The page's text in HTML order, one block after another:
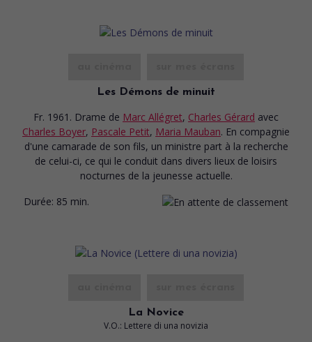
Les Démons de minuit
Fr. 1961. Drame de Marc Allégret, Charles Gérard avec
Charles Boyer, Pascale Petit, Maria Mauban. En compagnie
d'une camarade de son fils, un ministre part à la recherche
de celui-ci, ce qui le conduit dans divers lieux de loisirs
nocturnes de la jeunesse actuelle.
Durée: 85 min.
La Novice
V.O.: Lettere di una novizia